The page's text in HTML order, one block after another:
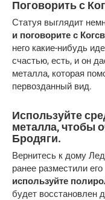
Поговорить с
Статуя выглядит
и поговорите с
него какие-нибудь
счастью, есть, и он
металла, которая
первозданный вид.
Используйте
металла, чтобы
Бродяги.
Вернитесь к дому
ранее разместили
используйте
будет восстановлен